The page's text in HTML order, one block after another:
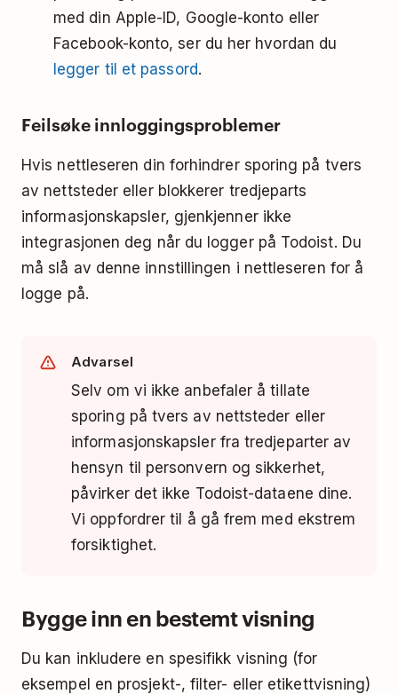
med din Apple-ID, Google-konto eller
Facebook-konto, ser du her hvordan du
legger til et passord.
Feilsøke innloggingsproblemer
Hvis nettleseren din forhindrer sporing på tvers
av nettsteder eller blokkerer tredjeparts
informasjonskapsler, gjenkjenner ikke
integrasjonen deg når du logger på Todoist. Du
må slå av denne innstillingen i nettleseren for å
logge på.
Advarsel
Selv om vi ikke anbefaler å tillate
sporing på tvers av nettsteder eller
informasjonskapsler fra tredjeparter av
hensyn til personvern og sikkerhet,
påvirker det ikke Todoist-dataene dine.
Vi oppfordrer til å gå frem med ekstrem
forsiktighet.
Bygge inn en bestemt visning
Du kan inkludere en spesifikk visning (for
eksempel en prosjekt-, filter- eller etikettvisning)